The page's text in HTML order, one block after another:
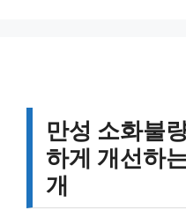
만성 소화불
하게 개선하
개